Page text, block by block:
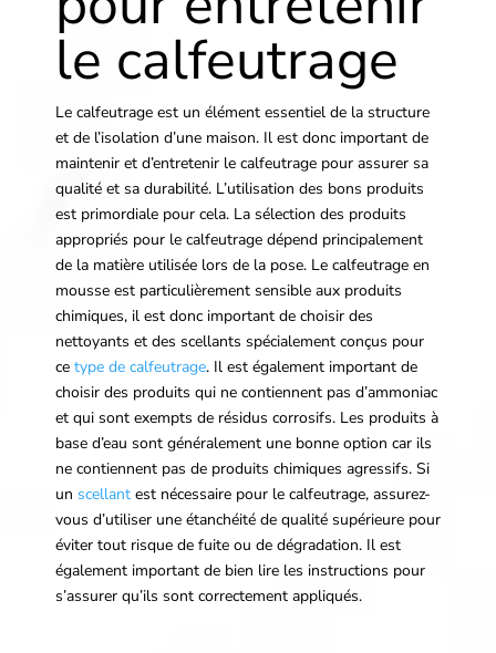
le calfeutrage
Le calfeutrage est un élément essentiel de la structure
et de l’isolation d’une maison. Il est donc important de
maintenir et d’entretenir le calfeutrage pour assurer sa
qualité et sa durabilité. L’utilisation des bons produits
est primordiale pour cela. La sélection des produits
appropriés pour le calfeutrage dépend principalement
de la matière utilisée lors de la pose. Le calfeutrage en
mousse est particulièrement sensible aux produits
chimiques, il est donc important de choisir des
nettoyants et des scellants spécialement conçus pour
ce type de calfeutrage. Il est également important de
choisir des produits qui ne contiennent pas d’ammoniac
et qui sont exempts de résidus corrosifs. Les produits à
base d’eau sont généralement une bonne option car ils
ne contiennent pas de produits chimiques agressifs. Si
un scellant est nécessaire pour le calfeutrage, assurez-
vous d’utiliser une étanchéité de qualité supérieure pour
éviter tout risque de fuite ou de dégradation. Il est
également important de bien lire les instructions pour
s’assurer qu’ils sont correctement appliqués.